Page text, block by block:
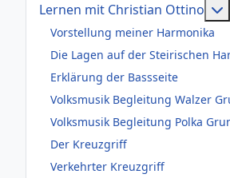
Lernen mit Christian Ottino
Vorstellung meiner Harmonika
Die Lagen auf der Steirischen
Erklärung der Bassseite
Volksmusik Begleitung Walzer
Volksmusik Begleitung Polka
Der Kreuzgriff
Verkehrter Kreuzgriff